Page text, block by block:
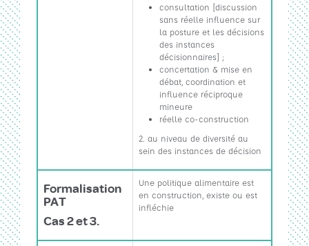
consultation [discussion
sans réelle influence sur
la posture et les décisions
des instances
décisionnaires] ;
concertation & mise en
débat, coordination et
influence réciproque
mineure
réelle co-construction
2. au niveau de diversité au
sein des instances de décision
Formalisation
PAT
Cas 2 et 3.
Une politique alimentaire est
en construction, existe ou est
infléchie